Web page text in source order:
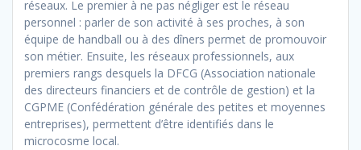
réseaux. Le premier à ne pas négliger est le réseau
personnel : parler de son activité à ses proches, à son
équipe de handball ou à des dîners permet de promouvoir
son métier. Ensuite, les réseaux professionnels, aux
premiers rangs desquels la DFCG (Association nationale
des directeurs financiers et de contrôle de gestion) et la
CGPME (Confédération générale des petites et moyennes
entreprises), permettent d’être identifiés dans le
microcosme local.